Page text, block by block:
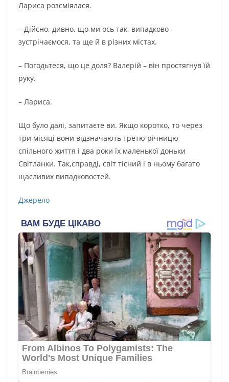
Лариса розсміялася.
– Дійсно, дивно, що ми ось так, випадково
зустрічаємося, та ще й в різних містах.
– Погодьтеся, що це доля? Валерій – він простягнув їй
руку.
– Лариса.
Що було далі, запитаєте ви. Якщо коротко, то через
три місяці вони відзначають третю річницю
спільного життя і два роки їх маленької доньки
Світланки. Так,справді, світ тісний і в ньому багато
щасливих випадковостей.
Джерело